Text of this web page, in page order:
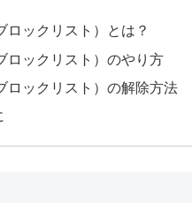
ロックリスト）とは？
ロックリスト）のやり方
ロックリスト）の解除方法